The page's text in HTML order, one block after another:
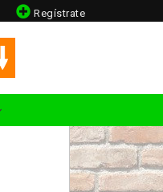
Regístrate